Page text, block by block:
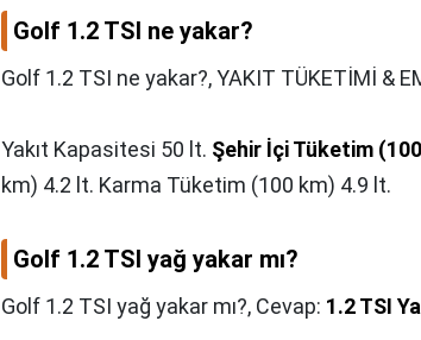
Golf 1.2 TSI ne yakar?
Golf 1.2 TSI ne yakar?,YAKIT TÜKETİMİ &
Yakıt Kapasitesi 50 lt. Şehir İçi Tüketim
km) 4.2 lt. Karma Tüketim (100 km) 4.9 lt.
Golf 1.2 TSI yağ yakar mı?
Golf 1.2 TSI yağ yakar mı?, Cevap: 1.2 TSI